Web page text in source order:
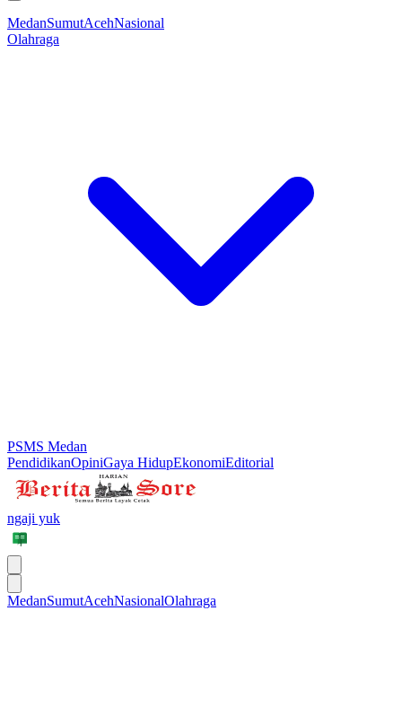
MedanSumutAcehNasional
Olahraga
PSMS Medan
PendidikanOpiniGaya HidupEkonomiEditorial
ngaji yuk
MedanSumutAcehNasionalOlahraga